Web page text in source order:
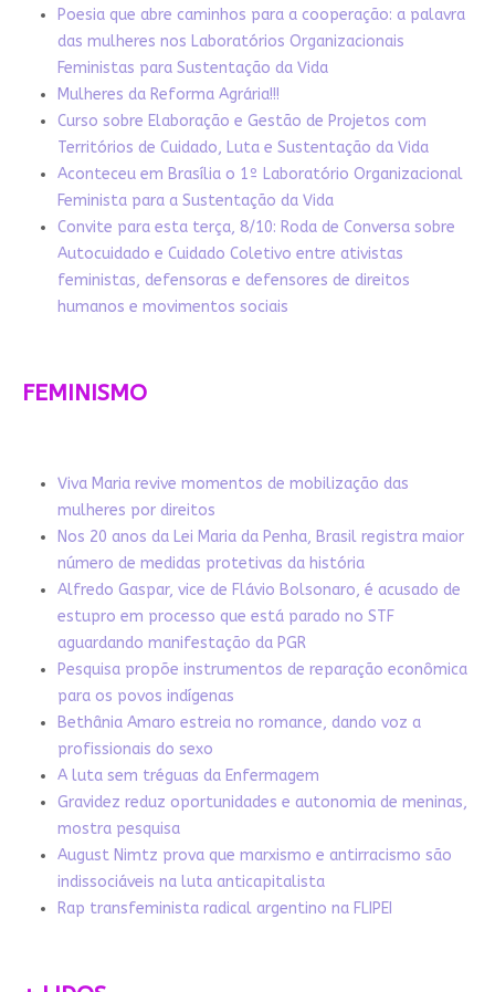
Poesia que abre caminhos para a cooperação: a palavra
das mulheres nos Laboratórios Organizacionais
Feministas para Sustentação da Vida
Mulheres da Reforma Agrária!!!
Curso sobre Elaboração e Gestão de Projetos com
Territórios de Cuidado, Luta e Sustentação da Vida
Aconteceu em Brasília o 1º Laboratório Organizacional
Feminista para a Sustentação da Vida
Convite para esta terça, 8/10: Roda de Conversa sobre
Autocuidado e Cuidado Coletivo entre ativistas
feministas, defensoras e defensores de direitos
humanos e movimentos sociais
FEMINISMO
Viva Maria revive momentos de mobilização das
mulheres por direitos
Nos 20 anos da Lei Maria da Penha, Brasil registra maior
número de medidas protetivas da história
Alfredo Gaspar, vice de Flávio Bolsonaro, é acusado de
estupro em processo que está parado no STF
aguardando manifestação da PGR
Pesquisa propõe instrumentos de reparação econômica
para os povos indígenas
Bethânia Amaro estreia no romance, dando voz a
profissionais do sexo
A luta sem tréguas da Enfermagem
Gravidez reduz oportunidades e autonomia de meninas,
mostra pesquisa
August Nimtz prova que marxismo e antirracismo são
indissociáveis na luta anticapitalista
Rap transfeminista radical argentino na FLIPEI